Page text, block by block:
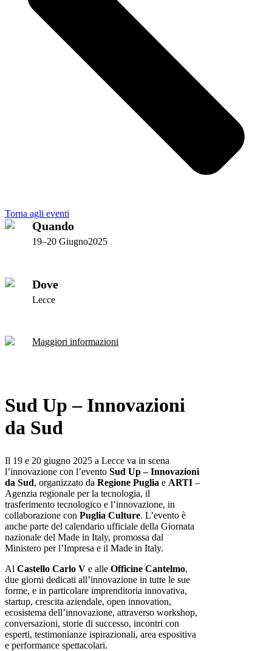
Torna agli eventi
Sud Up – Innovazioni
da Sud
Il 19 e 20 giugno 2025 a Lecce va in scena
l’innovazione con l’evento Sud Up – Innovazioni
da Sud, organizzato da Regione Puglia e ARTI –
Agenzia regionale per la tecnologia, il
trasferimento tecnologico e l’innovazione, in
collaborazione con Puglia Culture. L’evento è
anche parte del calendario ufficiale della Giornata
nazionale del Made in Italy, promossa dal
Ministero per l’Impresa e il Made in Italy.
Al Castello Carlo V e alle Officine Cantelmo,
due giorni dedicati all’innovazione in tutte le sue
forme, e in particolare imprenditoria innovativa,
startup, crescita aziendale, open innovation,
ecosistema dell’innovazione, attraverso workshop,
conversazioni, storie di successo, incontri con
esperti, testimonianze ispirazionali, area espositiva
e performance spettacolari.
Quando
19–20 Giugno2025
Dove
Lecce
Maggiori informazioni